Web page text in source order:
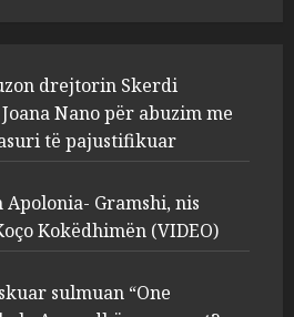
Gramshi, nis
penal për Koço
(VIDEO)
MARCH 27, 2025
Persona të maskuar
“One Albania”,
u fsheh. A u vodhën
drejtorin Skerdi
Nano për abuzim me
të pajustifikuar
Gramshi, nis
Kokëdhimën (VIDEO)
sulmuan “One